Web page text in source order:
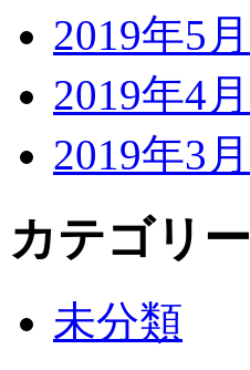
2019年5月
2019年4月
2019年3月
カテゴリー
未分類